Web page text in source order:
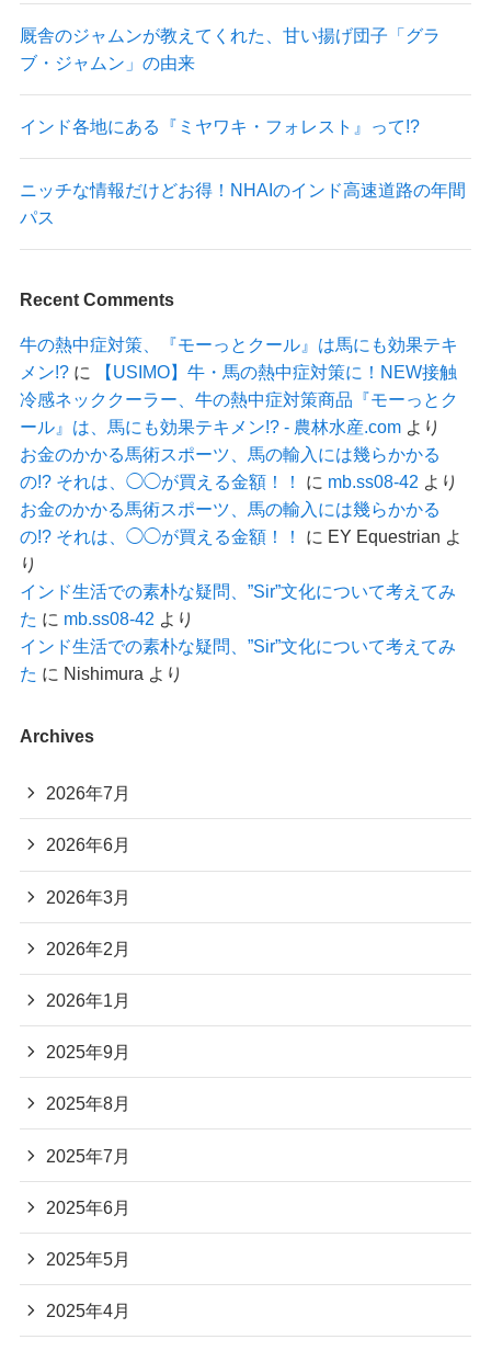
厩舎のジャムンが教えてくれた、甘い揚げ団子「グラ
ブ・ジャムン」の由来
インド各地にある『ミヤワキ・フォレスト』って!?
ニッチな情報だけどお得！NHAIのインド高速道路の年間
パス
Recent Comments
牛の熱中症対策、『モーっとクール』は馬にも効果テキ
メン!?に
【USIMO】牛・馬の熱中症対策に！NEW接触
冷感ネッククーラー、牛の熱中症対策商品『モーっとク
ール』は、馬にも効果テキメン!? - 農林水産.comより
お金のかかる馬術スポーツ、馬の輸入には幾らかかる
の!? それは、◯◯が買える金額！！
に mb.ss08-42 より
お金のかかる馬術スポーツ、馬の輸入には幾らかかる
の!? それは、◯◯が買える金額！！
に EY Equestrian よ
り
インド生活での素朴な疑問、”Sir”文化について考えてみ
た に mb.ss08-42 より
インド生活での素朴な疑問、”Sir”文化について考えてみ
た に Nishimura より
Archives
2026年7月
2026年6月
2026年3月
2026年2月
2026年1月
2025年9月
2025年8月
2025年7月
2025年6月
2025年5月
2025年4月